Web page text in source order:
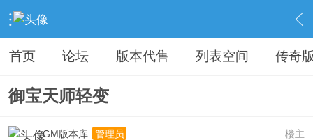
› 教程广告专区 › 广告专区 › 内容
首页 论坛 版本代售 列表空间 传奇
御宝天师轻变
楼主
GM版本库
管理员